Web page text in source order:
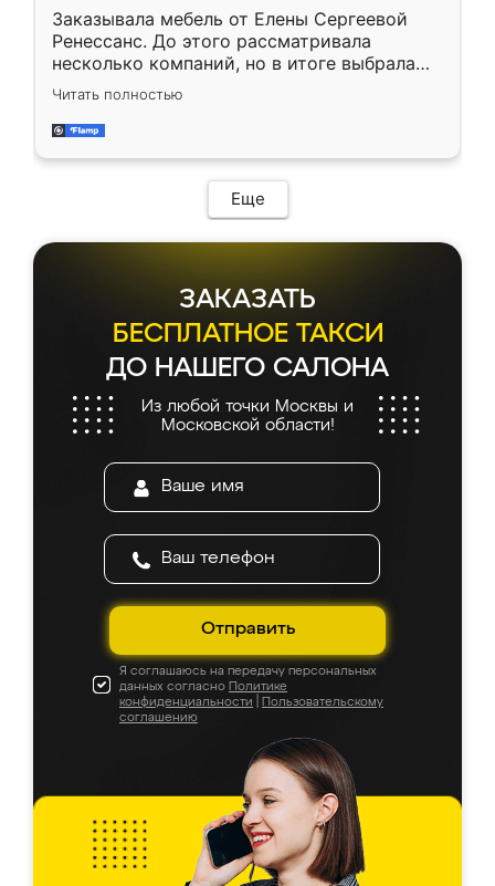
Заказывала мебель от Елены Сергеевой
Ренессанс. До этого рассматривала
несколько компаний, но в итоге выбрала
эту. Сначала обговорили условия, потом
приехал замерщик, всё спокойно объяснил
и снял размеры. Изготовили в срок, с
мебель сразу встала на свое место без
каких-либо доработок. Качеством осталась
довольна, все выглядит так, как и ожидала.
Читать полностью
Еще
ЗАКАЗАТЬ
БЕСПЛАТНОЕ ТАКСИ
ДО НАШЕГО САЛОНА
Из любой точки Москвы и
Московской области!
Отправить
Я соглашаюсь на передачу персональных
данных согласно Политике
конфиденциальности
Пользовательскому
соглашению